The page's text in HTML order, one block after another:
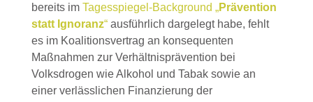
bereits im Tagesspiegel-Background „Prävention
statt Ignoranz“ausführlich dargelegt habe, fehlt
es im Koalitionsvertrag an konsequenten
Maßnahmen zur Verhältnisprävention bei
Volksdrogen wie Alkohol und Tabak sowie an
einer verlässlichen Finanzierung der